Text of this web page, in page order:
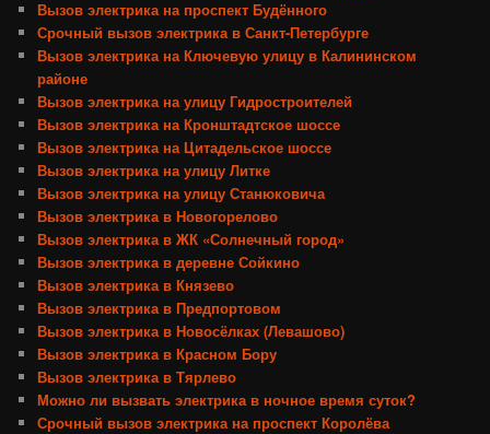
Вызов электрика на проспект Будённого
Срочный вызов электрика в Санкт-Петербурге
Вызов электрика на Ключевую улицу в Калининском
районе
Вызов электрика на улицу Гидростроителей
Вызов электрика на Кронштадтское шоссе
Вызов электрика на Цитадельское шоссе
Вызов электрика на улицу Литке
Вызов электрика на улицу Станюковича
Вызов электрика в Новогорелово
Вызов электрика в ЖК «Солнечный город»
Вызов электрика в деревне Сойкино
Вызов электрика в Князево
Вызов электрика в Предпортовом
Вызов электрика в Новосёлках (Левашово)
Вызов электрика в Красном Бору
Вызов электрика в Тярлево
Можно ли вызвать электрика в ночное время суток?
Срочный вызов электрика на проспект Королёва